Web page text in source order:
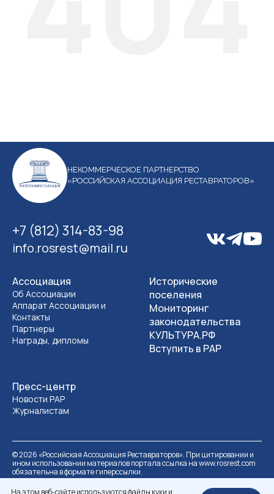
На этом веб-сайте используются файлы куки и
НЕКОММЕРЧЕСКОЕ ПАРТНЕРСТВО
«РОССИЙСКАЯ АССОЦИАЦИЯ РЕСТАВРАТОРОВ»
+7 (812) 314-83-98
info.rosrest@mail.ru
Ассоциация
Об Ассоциации
Аппарат Ассоциации и
Контакты
Партнеры
Награды, дипломы
Пресс-центр
Новости РАР
Журналистам
Исторические
поселения
Мониторинг
законодательства
КУЛЬТУРА.РФ
Вступить в РАР
©2026 «Российская Ассоциация Реставраторов». При цитировании и
ином использовании материалов портала ссылка на www.rosrest.com
обязательна в формате гиперссылки.
Политика обработки персональных данных
Разработка сайта